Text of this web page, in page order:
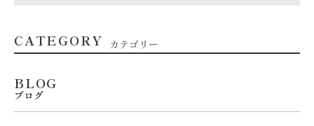
CATEGORY カテゴリー
BLOG
ブログ